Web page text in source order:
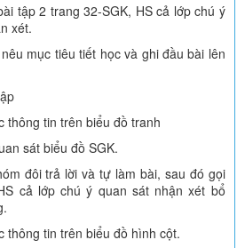
tập 2 trang 32-SGK, HS cả lớp chú ý
xét.
mục tiêu tiết học và ghi đầu bài lên
thông tin trên biểu đồ tranh
sát biểu đồ SGK.
đôi trả lời và tự làm bài, sau đó gọi
cả lớp chú ý quan sát nhận xét bổ
thông tin trên biểu đồ hình cột.